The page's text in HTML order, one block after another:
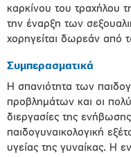
καρκίνου του τραχήλου
την έναρξη των
χορηγείται δωρεάν από
Συμπερασματικά
Η σπανιότητα των
προβλημάτων και οι
διεργασίες της
παιδογυναικολογική
υγείας της γυναίκας. Η